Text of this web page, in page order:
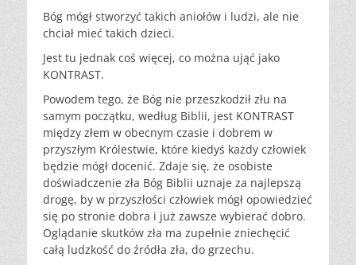
Bóg mógł stworzyć takich aniołów i ludzi, ale nie
chciał mieć takich dzieci.
Jest tu jednak coś więcej, co można ująć jako
KONTRAST.
Powodem tego, że Bóg nie przeszkodził złu na
samym początku, według Biblii, jest KONTRAST
między złem w obecnym czasie i dobrem w
przyszłym Królestwie, które kiedyś każdy człowiek
będzie mógł docenić. Zdaje się, że osobiste
doświadczenie zła Bóg Biblii uznaje za najlepszą
drogę, by w przyszłości człowiek mógł opowiedzieć
się po stronie dobra i już zawsze wybierać dobro.
Oglądanie skutków zła ma zupełnie zniechęcić
całą ludzkość do źródła zła, do grzechu.